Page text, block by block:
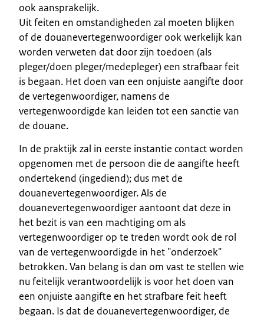
ook aansprakelijk.
Uit feiten en omstandigheden zal moeten blijken
of de douanevertegenwoordiger ook werkelijk kan
worden verweten dat door zijn toedoen (als
pleger/doen pleger/medepleger) een strafbaar feit
is begaan. Het doen van een onjuiste aangifte door
de vertegenwoordiger, namens de
vertegenwoordigde kan leiden tot een sanctie van
de douane.
In de praktijk zal in eerste instantie contact worden
opgenomen met de persoon die de aangifte heeft
ondertekend (ingediend); dus met de
douanevertegenwoordiger. Als de
douanevertegenwoordiger aantoont dat deze in
het bezit is van een machtiging om als
vertegenwoordiger op te treden wordt ook de rol
van de vertegenwoordigde in het "onderzoek"
betrokken. Van belang is dan om vast te stellen wie
nu feitelijk verantwoordelijk is voor het doen van
een onjuiste aangifte en het strafbare feit heeft
begaan. Is dat de douanevertegenwoordiger, de